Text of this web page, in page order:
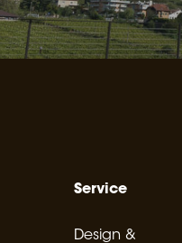
Service
Design &